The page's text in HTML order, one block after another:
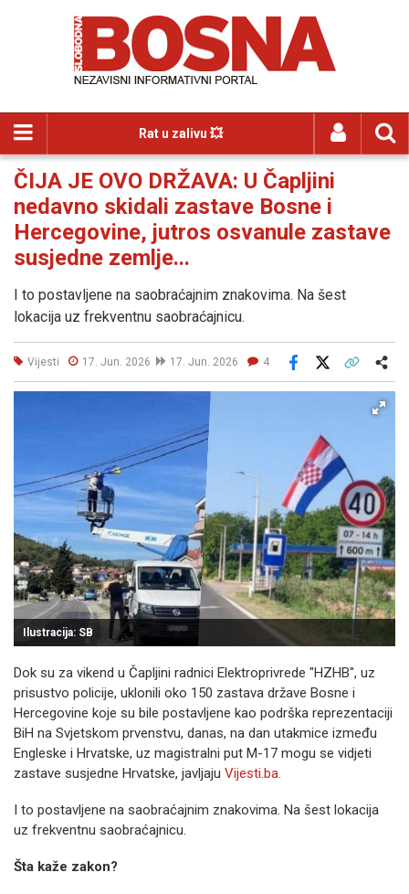
Rat u zalivu 💥
ČIJA JE OVO DRŽAVA: U Čapljini
nedavno skidali zastave Bosne i
Hercegovine, jutros osvanule zastave
susjedne zemlje...
I to postavljene na saobraćajnim znakovima. Na šest
lokacija uz frekventnu saobraćajnicu.
Vijesti 17. Jun. 2026 17. Jun. 2026 4
Facebook
Ilustracija: SB
Dok su za vikend u Čapljini radnici Elektroprivrede "HZHB", uz
prisustvo policije, uklonili oko 150 zastava države Bosne i
Hercegovine koje su bile postavljene kao podrška reprezentaciji
BiH na Svjetskom prvenstvu, danas, na dan utakmice između
Engleske i Hrvatske, uz magistralni put M-17 mogu se vidjeti
zastave susjedne Hrvatske, javljaju Vijesti.ba.
I to postavljene na saobraćajnim znakovima. Na šest lokacija
uz frekventnu saobraćajnicu.
Šta kaže zakon?